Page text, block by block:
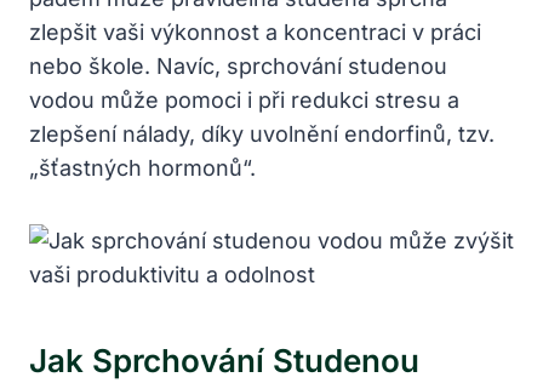
zlepšit vaši výkonnost a koncentraci v práci
nebo škole. Navíc, sprchování studenou
vodou může pomoci i při ‍redukci stresu a
zlepšení nálady, díky uvolnění endorfinů, tzv.
„šťastných ‌hormonů“.
Jak Sprchování Studenou